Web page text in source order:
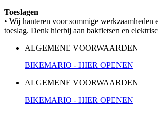
Toeslagen
• Wij hanteren voor sommige werkzaamheden
toeslag. Denk hierbij aan bakfietsen en
ALGEMENE VOORWAARDEN
BIKEMARIO - HIER OPENEN
ALGEMENE VOORWAARDEN
BIKEMARIO - HIER OPENEN